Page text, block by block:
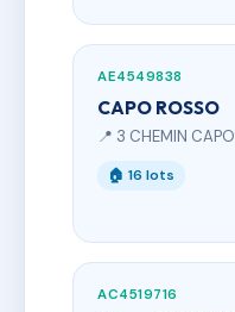
AE4549838
CAPO ROSSO
📍 3 CHEMIN
🏠 16 lots
AC4519716